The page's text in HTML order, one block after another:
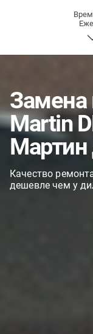
Замена
Martin
Качество
дешевле чем у